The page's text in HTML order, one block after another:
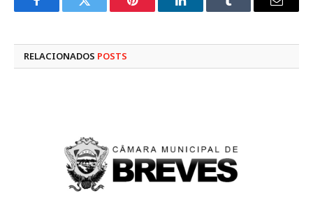
FacebookTwitter Pinterest LinkedInTumblr
E-
RELACIONADOS POSTS